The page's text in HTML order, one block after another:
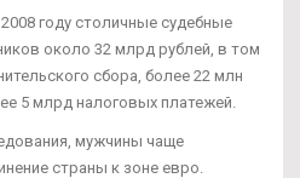
году столичные судебные
около 32 млрд рублей, в том
сбора, более 22 млн
5 млрд налоговых платежей.
мужчины чаще
страны к зоне евро.